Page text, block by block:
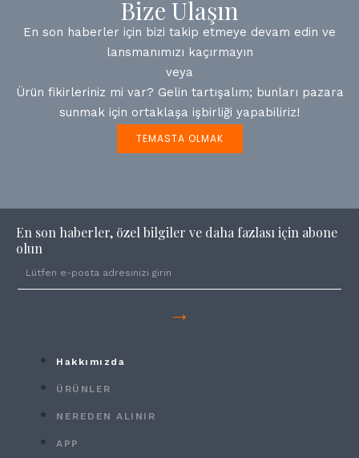
Bize Ulaşın
En son haberler için bizi takip etmeye devam edin ve
lansmanımızı kaçırmayın
veya
Ürün fikirleriniz mi var? Gelin tartışalım; bunları pazara
sunmak için ortaklaşa işbirliği yapabiliriz!
TEMASTA OLMAK
En son haberler, özel bilgiler ve daha fazlası için abone
olun
→
Hakkımızda
ÜRÜNLER
NEREDEN ALINIR
APP